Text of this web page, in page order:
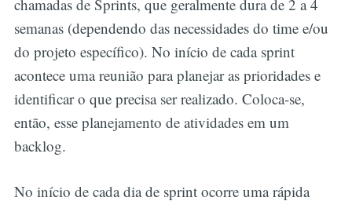
chamadas de Sprints, que geralmente dura de 2 a 4
semanas (dependendo das necessidades do time e/ou
do projeto específico). No início de cada sprint
acontece uma reunião para planejar as prioridades e
identificar o que precisa ser realizado. Coloca-se,
então, esse planejamento de atividades em um
backlog.
No início de cada dia de sprint ocorre uma rápida